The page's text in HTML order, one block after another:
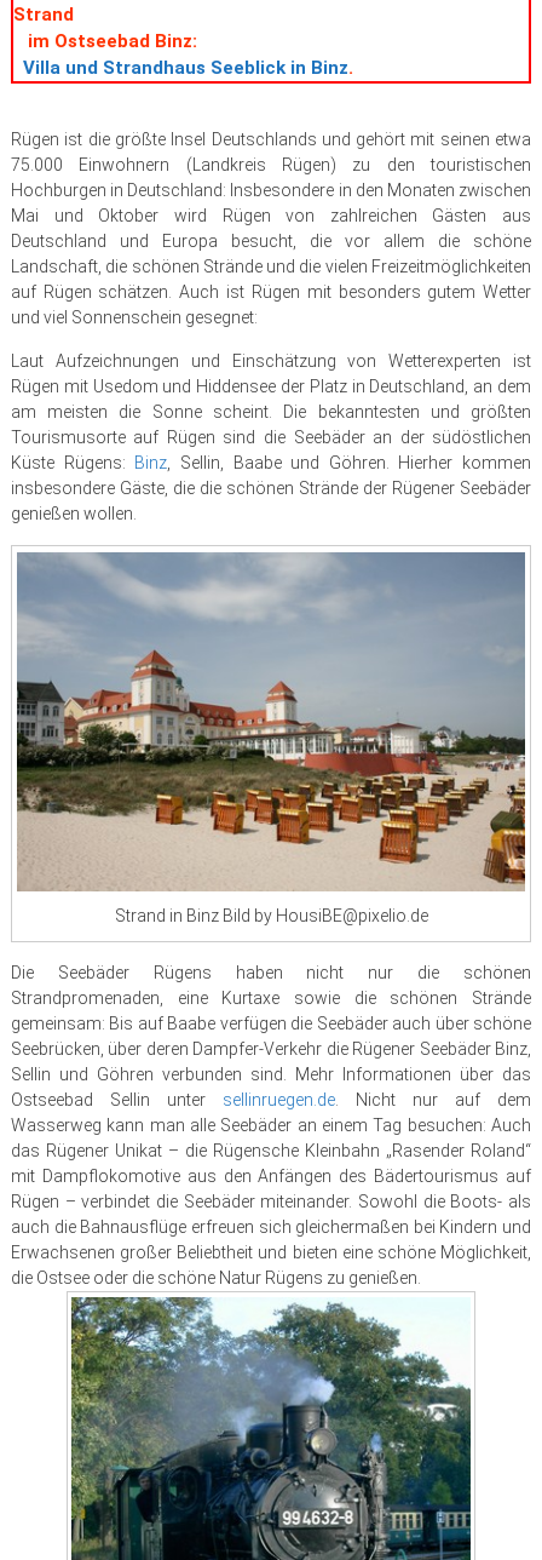
Strand
im Ostseebad Binz:
Villa und Strandhaus Seeblick in Binz.
Rügen ist die größte Insel Deutschlands und gehört mit seinen etwa
75.000 Einwohnern (Landkreis Rügen) zu den touristischen
Hochburgen in Deutschland: Insbesondere in den Monaten zwischen
Mai und Oktober wird Rügen von zahlreichen Gästen aus
Deutschland und Europa besucht, die vor allem die schöne
Landschaft, die schönen Strände und die vielen Freizeitmöglichkeiten
auf Rügen schätzen. Auch ist Rügen mit besonders gutem Wetter
und viel Sonnenschein gesegnet:
Laut Aufzeichnungen und Einschätzung von Wetterexperten ist
Rügen mit Usedom und Hiddensee der Platz in Deutschland, an dem
am meisten die Sonne scheint. Die bekanntesten und größten
Tourismusorte auf Rügen sind die Seebäder an der südöstlichen
Küste Rügens:
Binz , Sellin, Baabe und Göhren. Hierher kommen
insbesondere Gäste, die die schönen Strände der Rügener Seebäder
genießen wollen.
Strand in Binz Bild by HousiBE@pixelio.de
Die Seebäder Rügens haben nicht nur die schönen
Strandpromenaden, eine Kurtaxe sowie die schönen Strände
gemeinsam: Bis auf Baabe verfügen die Seebäder auch über schöne
Seebrücken, über deren Dampfer-Verkehr die Rügener Seebäder Binz,
Sellin und Göhren verbunden sind. Mehr Informationen über das
Ostseebad Sellin unter sellinruegen.de. Nicht nur auf dem
Wasserweg kann man alle Seebäder an einem Tag besuchen: Auch
das Rügener Unikat – die Rügensche Kleinbahn „Rasender Roland“
mit Dampflokomotive aus den Anfängen des Bädertourismus auf
Rügen – verbindet die Seebäder miteinander. Sowohl die Boots- als
auch die Bahnausflüge erfreuen sich gleichermaßen bei Kindern und
Erwachsenen großer Beliebtheit und bieten eine schöne Möglichkeit,
die Ostsee oder die schöne Natur Rügens zu genießen.